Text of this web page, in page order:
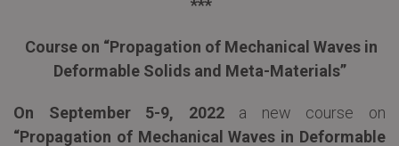
***
Course on “Propagation of Mechanical Waves in
Deformable Solids and Meta-Materials”
On September 5-9, 2022a new course on
“Propagation of Mechanical Waves in Deformable